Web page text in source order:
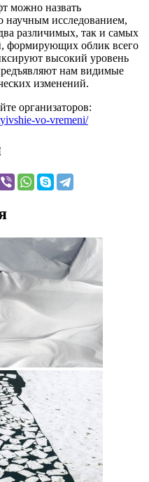
можно назвать
научным исследованием,
различимых, так и самых
формирующих облик всего
высокий уровень
нам видимые
изменений.
организаторов:
vo-vremeni/